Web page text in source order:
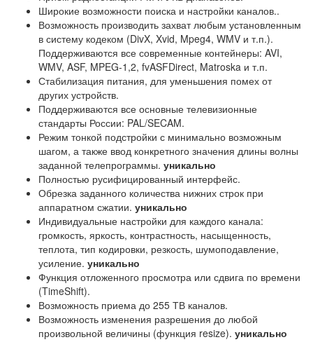
Широкие возможности поиска и настройки каналов..
Возможность производить захват любым установленным
в систему кодеком (DivX, Xvid, Mpeg4, WMV и т.п.).
Поддерживаются все современные контейнеры: AVI,
WMV, ASF, MPEG-1,2, fvASFDirect, Matroska и т.п.
Стабилизация питания, для уменьшения помех от
других устройств.
Поддерживаются все основные телевизионные
стандарты России: PAL/SECAM.
Режим тонкой подстройки с минимально возможным
шагом, а также ввод конкретного значения длины волны
заданной телепрограммы. уникально
Полностью русифицированный интерфейс.
Обрезка заданного количества нижних строк при
аппаратном сжатии. уникально
Индивидуальные настройки для каждого канала:
громкость, яркость, контрастность, насыщенность,
теплота, тип кодировки, резкость, шумоподавление,
усиление. уникально
Функция отложенного просмотра или сдвига по времени
(TimeShift).
Возможность приема до 255 ТВ каналов.
Возможность изменения разрешения до любой
произвольной величины (функция resize). уникально